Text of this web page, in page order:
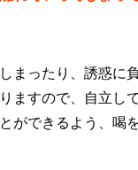
まったり、誘惑に
ますので、自立し
ができるよう、喝